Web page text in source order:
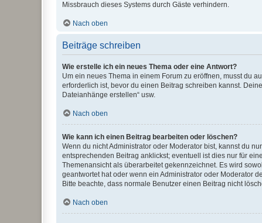
Missbrauch dieses Systems durch Gäste verhindern.
Nach oben
Beiträge schreiben
Wie erstelle ich ein neues Thema oder eine Antwort?
Um ein neues Thema in einem Forum zu eröffnen, musst du
erforderlich ist, bevor du einen Beitrag schreiben kannst.
Dateianhänge erstellen“ usw.
Nach oben
Wie kann ich einen Beitrag bearbeiten oder löschen?
Wenn du nicht Administrator oder Moderator bist, kannst du
entsprechenden Beitrag anklickst; eventuell ist dies nur für
Themenansicht als überarbeitet gekennzeichnet. Es wird
geantwortet hat oder wenn ein Administrator oder Moderator
Bitte beachte, dass normale Benutzer einen Beitrag nicht
Nach oben